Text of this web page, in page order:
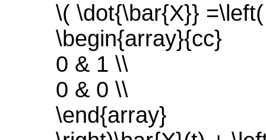
\( \dot{\bar{X}} =\left(
\begin{array}{cc}
0 & 1 \\
0 & 0 \\
\end{array}